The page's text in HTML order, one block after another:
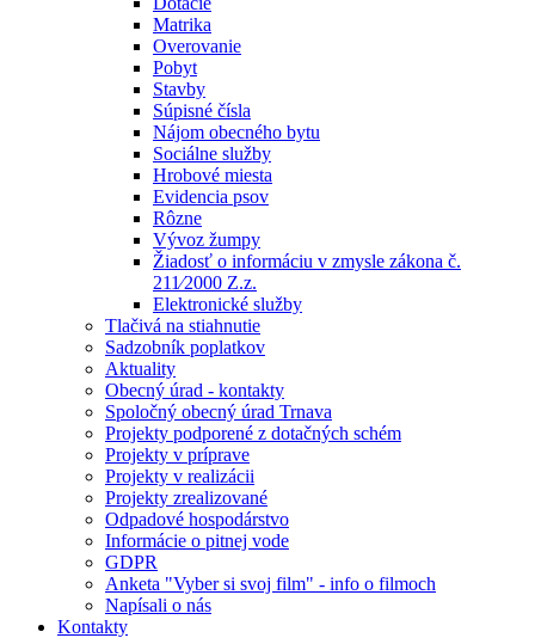
Matrika
Overovanie
Pobyt
Stavby
Súpisné čísla
Nájom obecného bytu
Sociálne služby
Hrobové miesta
Evidencia psov
Rôzne
Vývoz žumpy
Žiadosť o informáciu v zmysle zákona č.
211⁄2000 Z.z.
Elektronické služby
Tlačivá na stiahnutie
Sadzobník poplatkov
Aktuality
Obecný úrad - kontakty
Spoločný obecný úrad Trnava
Projekty podporené z dotačných schém
Projekty v príprave
Projekty v realizácii
Projekty zrealizované
Odpadové hospodárstvo
Informácie o pitnej vode
GDPR
Anketa "Vyber si svoj film" - info o filmoch
Napísali o nás
Kontakty